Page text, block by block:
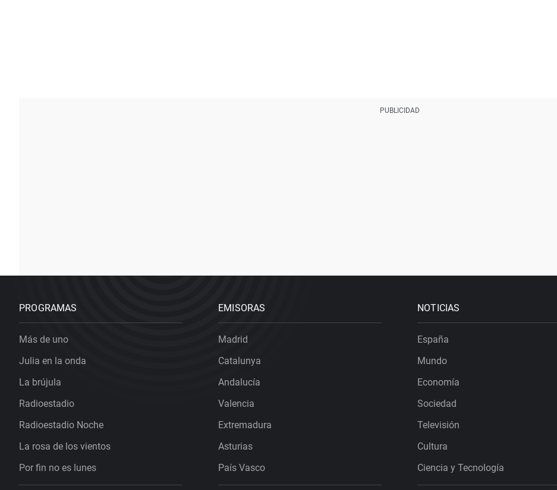
PROGRAMAS
Más de uno
Julia en la onda
La brújula
Radioestadio
Radioestadio Noche
La rosa de los vientos
Por fin no es lunes
EMISORAS
Madrid
Catalunya
Andalucía
Valencia
Extremadura
Asturias
País Vasco
NOTICIAS
España
Mundo
Economía
Sociedad
Televisión
Cultura
Ciencia y Tecnología